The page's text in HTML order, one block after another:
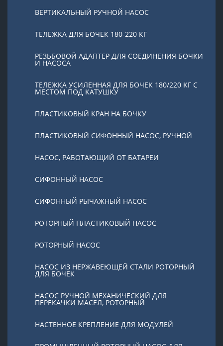
ВЕРТИКАЛЬНЫЙ РУЧНОЙ НАСОС
ТЕЛЕЖКА ДЛЯ БОЧЕК 180-220 КГ
РЕЗЬБОВОЙ АДАПТЕР ДЛЯ СОЕДИНЕНИЯ БОЧКИ
И НАСОСА
ТЕЛЕЖКА УСИЛЕННАЯ ДЛЯ БОЧЕК 180/220 КГ С
МЕСТОМ ПОД КАТУШКУ
ПЛАСТИКОВЫЙ КРАН НА БОЧКУ
ПЛАСТИКОВЫЙ СИФОННЫЙ НАСОС, РУЧНОЙ
НАСОС, РАБОТАЮЩИЙ ОТ БАТАРЕИ
СИФОННЫЙ НАСОС
СИФОННЫЙ РЫЧАЖНЫЙ НАСОС
РОТОРНЫЙ ПЛАСТИКОВЫЙ НАСОС
РОТОРНЫЙ НАСОС
НАСОС ИЗ НЕРЖАВЕЮЩЕЙ СТАЛИ РОТОРНЫЙ
ДЛЯ БОЧЕК
НАСОС РУЧНОЙ МЕХАНИЧЕСКИЙ ДЛЯ
ПЕРЕКАЧКИ МАСЕЛ, РОТОРНЫЙ
НАСТЕННОЕ КРЕПЛЕНИЕ ДЛЯ МОДУЛЕЙ